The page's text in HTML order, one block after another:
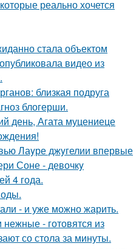
реально хочется
стала объектом
видео из
близкая подруга
блогерши.
день, Агата муцениеце
Лаyре джyгелии впервые
Соне - девочкy
4 года.
- и уже можно жарить.
- готовятся из
со стола за минуты.